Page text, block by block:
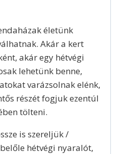
életünk
Akár a kert
akár egy hétvégi
lehetünk benne,
varázsolnak elénk,
részét fogjuk ezentúl
tölteni.
is szereljük /
hétvégi nyaralót,